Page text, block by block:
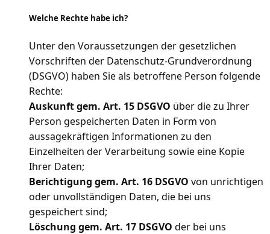
Welche Rechte habe ich?
Unter den Voraussetzungen der gesetzlichen
Vorschriften der Datenschutz-Grundverordnung
(DSGVO) haben Sie als betroffene Person folgende
Rechte:
Auskunft gem. Art. 15 DSGVO über die zu Ihrer
Person gespeicherten Daten in Form von
aussagekräftigen Informationen zu den
Einzelheiten der Verarbeitung sowie eine Kopie
Ihrer Daten;
Berichtigung gem. Art. 16 DSGVO von unrichtigen
oder unvollständigen Daten, die bei uns
gespeichert sind;
Löschung gem. Art. 17 DSGVO der bei uns